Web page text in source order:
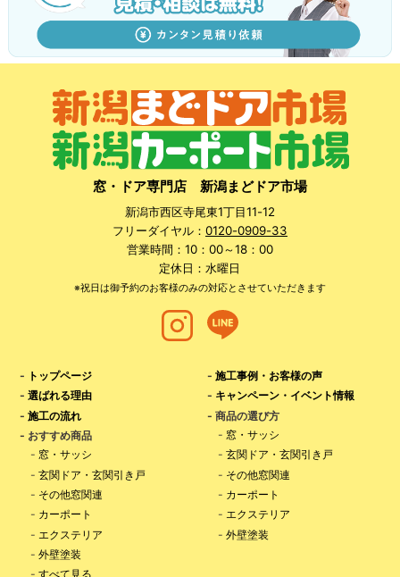
窓・ドア専門店 新潟まどドア市場
新潟市西区寺尾東1丁目11-12
フリーダイヤル： 0120-0909-33
営業時間：10：00～18：00
定休日：水曜日
※祝日は御予約のお客様のみの対応とさせていただきます
- トップページ
- 選ばれる理由
- 施工の流れ
- おすすめ商品
- 窓・サッシ
- 玄関ドア・玄関引き戸
- その他窓関連
- カーポート
- エクステリア
- 外壁塗装
- すべて見る
-施工事例・お客様の声
- キャンペーン・イベント情報
- 商品の選び方
- 窓・サッシ
-玄関ドア・玄関引き戸
- その他窓関連
- カーポート
-エクステリア
-外壁塗装